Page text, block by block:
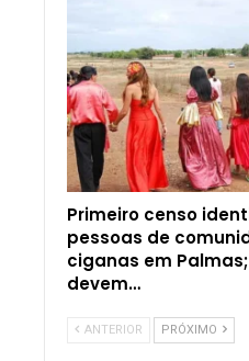
Primeiro censo
pessoas de
ciganas em
devem…
ANTERIOR PRÓXIMO